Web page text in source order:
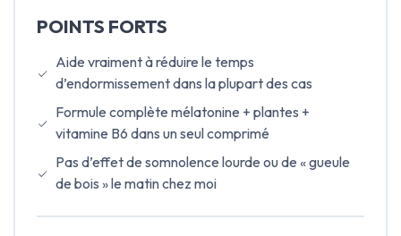
POINTS FORTS
Aide vraiment à réduire le temps
d’endormissement dans la plupart des cas
Formule complète mélatonine + plantes +
vitamine B6 dans un seul comprimé
Pas d’effet de somnolence lourde ou de « gueule
de bois » le matin chez moi